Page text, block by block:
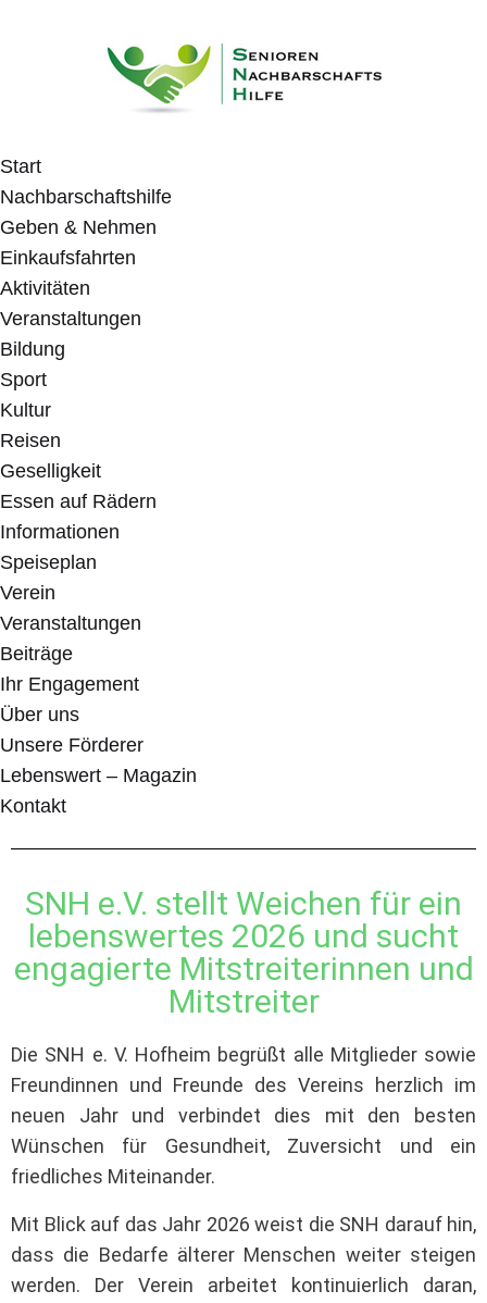
Start
Nachbarschaftshilfe
Geben & Nehmen
Einkaufsfahrten
Aktivitäten
Veranstaltungen
Bildung
Sport
Kultur
Reisen
Geselligkeit
Essen auf Rädern
Informationen
Speiseplan
Verein
Veranstaltungen
Beiträge
Ihr Engagement
Über uns
Unsere Förderer
Lebenswert – Magazin
Kontakt
SNH e.V. stellt Weichen für ein
lebenswertes 2026 und sucht
engagierte Mitstreiterinnen und
Mitstreiter
Die SNH e. V. Hofheim begrüßt alle Mitglieder sowie
Freundinnen und Freunde des Vereins herzlich im
neuen Jahr und verbindet dies mit den besten
Wünschen für Gesundheit, Zuversicht und ein
friedliches Miteinander.
Mit Blick auf das Jahr 2026 weist die SNH darauf hin,
dass die Bedarfe älterer Menschen weiter steigen
werden. Der Verein arbeitet kontinuierlich daran,